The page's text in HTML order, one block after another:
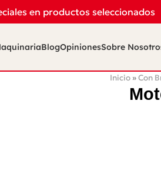
en productos seleccionados
BlogOpinionesSobre
Inicio »Con